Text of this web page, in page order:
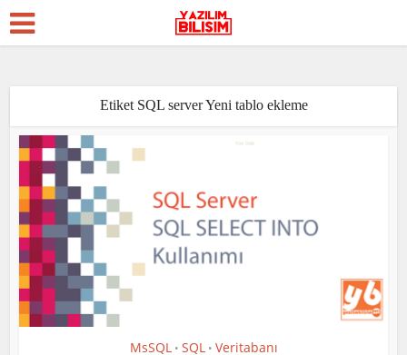
Etiket SQL server Yeni tablo ekleme
MsSQL • SQL • Veritabanı